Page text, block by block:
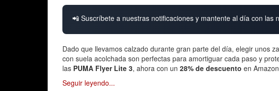
📲 Suscríbete a nuestras notificaciones y mantente al día con las
Dado que llevamos calzado durante gran parte del día, elegir unos
con suela acolchada son perfectas para amortiguar cada paso y
las PUMA Flyer Lite 3, ahora con un 28% de descuento en
Seguir leyendo...